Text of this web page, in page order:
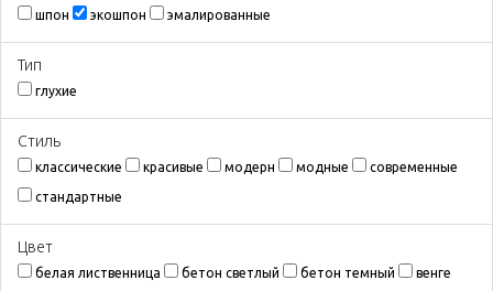
шпон экошпон эмалированные
Тип
глухие
Стиль
классические красивые модерн модные современные
стандартные
Цвeт
белая лиственница бетон светлый бетон темный венге